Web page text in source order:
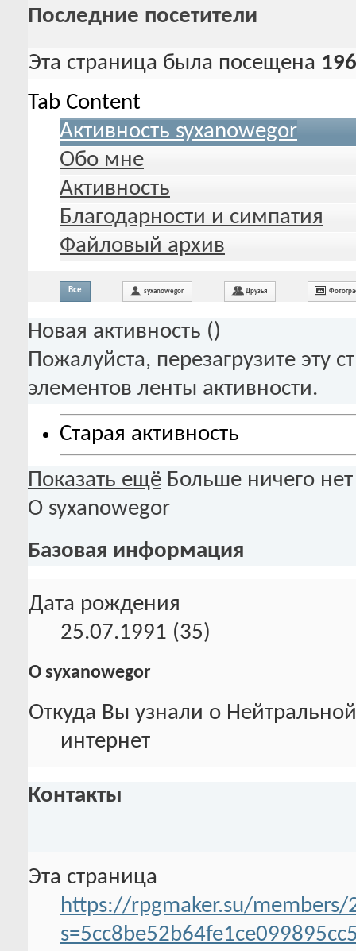
Последние посетители
Эта страница была посещена 196
Tab Content
Активность syxanowegor
Обо мне
Активность
Благодарности и симпатия
Файловый архив
Все syxanowegor Друзья
Новая активность ()
Пожалуйста, перезагрузите эту
элементов ленты активности.
Старая активность
Показать ещё Больше ничего нет
О syxanowegor
Базовая информация
Дата рождения
25.07.1991 (35)
О syxanowegor
Откуда Вы узнали о
интернет
Контакты
Эта страница
https://rpgmaker.su/members/